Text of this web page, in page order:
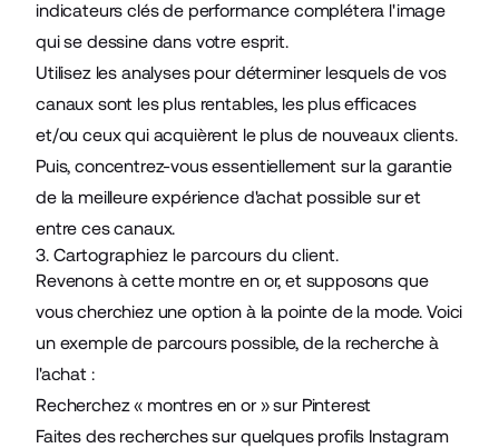
indicateurs clés de performance complétera l'image
qui se dessine dans votre esprit.
Utilisez les analyses pour déterminer lesquels de vos
canaux sont les plus rentables, les plus efficaces
et/ou ceux qui acquièrent le plus de nouveaux clients.
Puis, concentrez-vous essentiellement sur la garantie
de la meilleure expérience d'achat possible sur et
entre ces canaux.
3. Cartographiez le parcours du client.
Revenons à cette montre en or, et supposons que
vous cherchiez une option à la pointe de la mode. Voici
un exemple de parcours possible, de la recherche à
l'achat :
Recherchez « montres en or » sur Pinterest
Faites des recherches sur quelques profils Instagram